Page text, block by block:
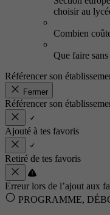
choisir au
Combien
Que faire
Référencer son
Fermer
Référencer son
Ajouté à tes favoris
Retiré de tes favoris
Erreur lors de l’ajout aux
PROGRAMME,